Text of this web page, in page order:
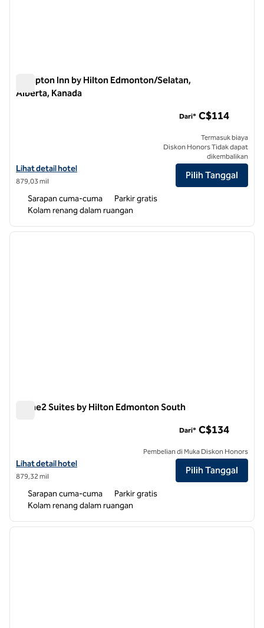
Hampton Inn by Hilton Edmonton/Selatan,
Alberta, Kanada
Lihat detail hotel untuk Hampton Inn by Hilton Edmonton/South,
Lihat detail hotel
879,03 mil
Dari* C$114
Termasuk biaya
Diskon Honors Tidak dapat
dikembalikan
Pilih Tanggal
Sarapan cuma-cuma
Parkir gratis
Kolam renang dalam ruangan
1 dari 12
Home2 Suites by Hilton Edmonton South
Lihat detail hotel untuk Home2 Suites by Hilton Edmonton South
Lihat detail hotel
879,32 mil
Dari* C$134
Pembelian di Muka Diskon Honors
Pilih Tanggal
Sarapan cuma-cuma
Parkir gratis
Kolam renang dalam ruangan
1 dari 9